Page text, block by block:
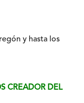
y hasta los
CREADOR DEL